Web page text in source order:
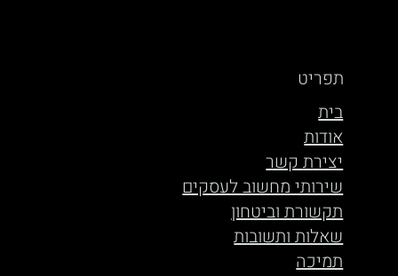
תפריט
בית
אודות
יצירת קשר
שירותי מחשוב לעסקים
תקשורת וביטחון
שאלות ותשובות
תמיכה